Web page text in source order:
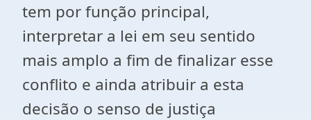
tem por função principal,
interpretar a lei em seu sentido
mais amplo a fim de finalizar esse
conflito e ainda atribuir a esta
decisão o senso de justiça